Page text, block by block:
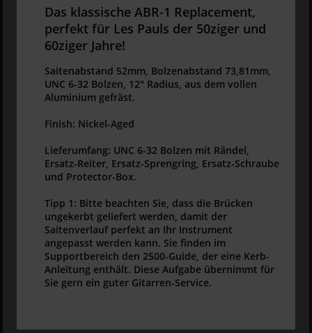
Das klassische ABR-1 Replacement,
perfekt für Les Pauls der 50ziger und
60ziger Jahre!
Saitenabstand 52mm, Bolzenabstand 73,81mm,
UNC 6-32 Bolzen, 12" Radius, aus dem vollen
Aluminium gefräst.
Finish: Nickel-Aged
Lieferumfang: UNC 6-32 Bolzen mit Rändel,
Ersatz-Reiter, Ersatz-Sprengring, Ersatz-Schraube
und Protector-Box.
Tipp 1: Bitte beachten Sie, dass die Brücken
ungekerbt geliefert werden, damit der
Saitenverlauf perfekt an Ihr Instrument
angepasst werden kann. Sie finden im
Supportbereich den 2500-Guide, der eine Kerb-
Anleitung enthält. Diese Aufgabe übernimmt für
Sie gern ein guter Gitarren-Service.